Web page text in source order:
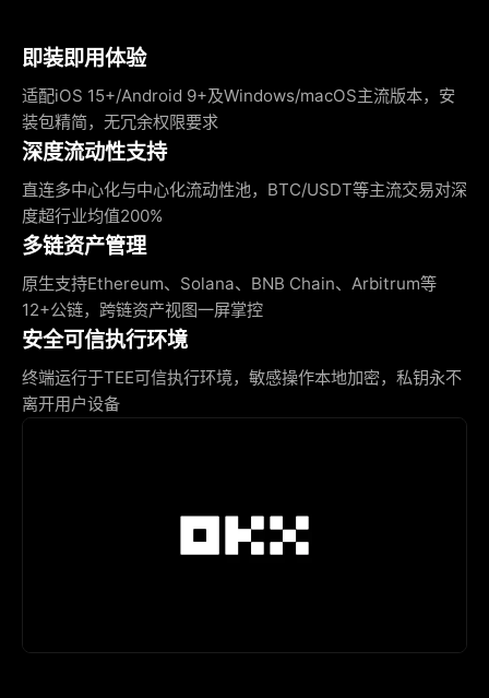
即装即用体验
适配iOS 15+/Android 9+及Windows/macOS主流版本，安
装包精简，无冗余权限要求
深度流动性支持
直连多中心化与中心化流动性池，BTC/USDT等主流交易对深
度超行业均值200%
多链资产管理
原生支持Ethereum、Solana、BNB Chain、Arbitrum等
12+公链，跨链资产视图一屏掌控
安全可信执行环境
终端运行于TEE可信执行环境，敏感操作本地加密，私钥永不
离开用户设备